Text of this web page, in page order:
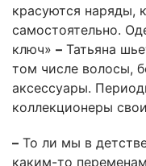
красуются наряды,
самостоятельно.
ключ» – Татьяна
том числе волосы,
аксессуары.
коллекционеры
– То ли мы в
каким-то